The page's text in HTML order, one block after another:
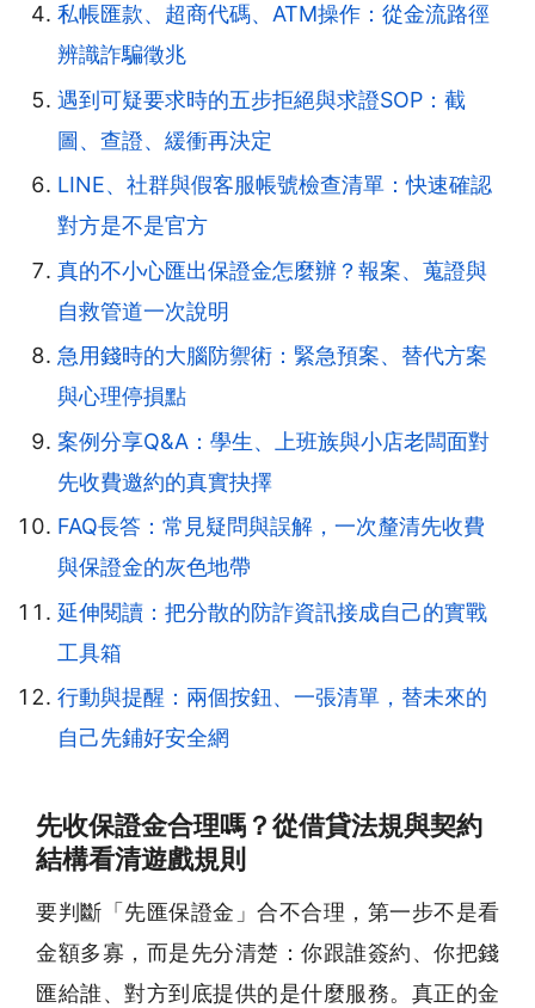
私帳匯款、超商代碼、ATM操作：從金流路徑
辨識詐騙徵兆
遇到可疑要求時的五步拒絕與求證SOP：截
圖、查證、緩衝再決定
LINE、社群與假客服帳號檢查清單：快速確認
對方是不是官方
真的不小心匯出保證金怎麼辦？報案、蒐證與
自救管道一次說明
急用錢時的大腦防禦術：緊急預案、替代方案
與心理停損點
案例分享Q&A：學生、上班族與小店老闆面對
先收費邀約的真實抉擇
FAQ長答：常見疑問與誤解，一次釐清先收費
與保證金的灰色地帶
延伸閱讀：把分散的防詐資訊接成自己的實戰
工具箱
行動與提醒：兩個按鈕、一張清單，替未來的
自己先鋪好安全網
先收保證金合理嗎？從借貸法規與契約
結構看清遊戲規則
要判斷「先匯保證金」合不合理，第一步不是看
金額多寡，而是先分清楚：你跟誰簽約、你把錢
匯給誰、對方到底提供的是什麼服務。真正的金